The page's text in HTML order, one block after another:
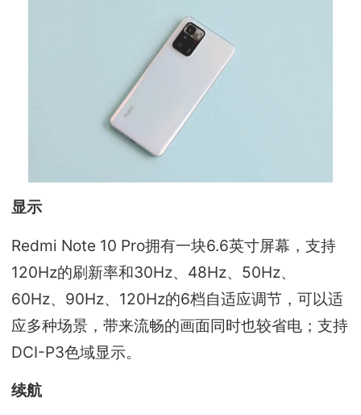
显示
Redmi Note 10 Pro拥有一块6.6英寸屏幕，支持
120Hz的刷新率和30Hz、48Hz、50Hz、
60Hz、90Hz、120Hz的6档自适应调节，可以适
应多种场景，带来流畅的画面同时也较省电；支持
DCI-P3色域显示。
续航